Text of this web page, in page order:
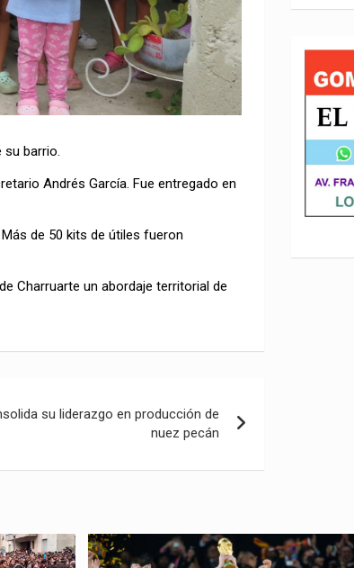
su barrio.
Andrés García. Fue entregado en
de 50 kits de útiles fueron
Charruarte un abordaje territorial de
su liderazgo en producción de
nuez pecán